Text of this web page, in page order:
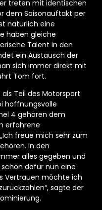
treten mit identischen
dem Saisonauftakt per
natürlich eine
haben gleiche
Talent in den
ein Austausch der
sich immer direkt mit
Tom fort.
Teil des Motorsport
hoffnungsvolle
4 gehören dem
erfahrene
freue mich sehr zum
In den
alles gegeben und
dafür nun eine
Vertrauen möchte ich
sagte der